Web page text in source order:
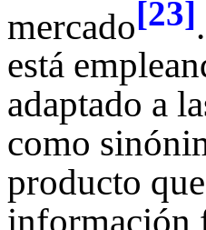
mercado[23]
está
adaptado a
como
producto
información